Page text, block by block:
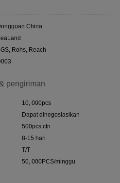
China
Rohs, Reach
pengiriman
10, 000pcs
Dapat dinegosiasikan
500pcs ctn
8-15 hari
T/T
50, 000PCS/minggu